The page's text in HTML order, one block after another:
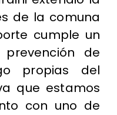
de la comuna
cumple un
de
propias del
que estamos
con uno de